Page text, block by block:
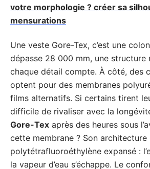
votre morphologie ? créer sa
mensurations
Une veste Gore-Tex, c’est une
dépasse 28 000 mm, une structure
chaque détail compte. À côté, des
optent pour des membranes
films alternatifs. Si certains tirent
difficile de rivaliser avec la
Gore-Tex après des heures sous
cette membrane ? Son architecture
polytétrafluoroéthylène expansé :
la vapeur d’eau s’échappe. Le